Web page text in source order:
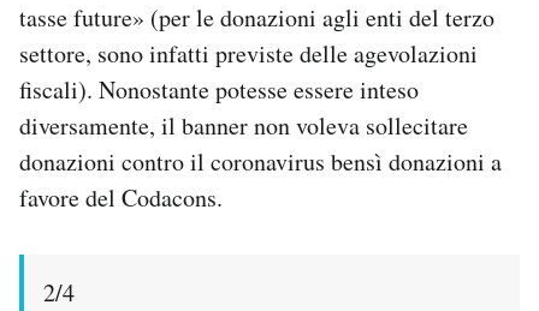
tasse future» (per le donazioni agli enti del terzo
settore, sono infatti previste delle agevolazioni
fiscali). Nonostante potesse essere inteso
diversamente, il banner non voleva sollecitare
donazioni contro il coronavirus bensì donazioni a
favore del Codacons.
2/4